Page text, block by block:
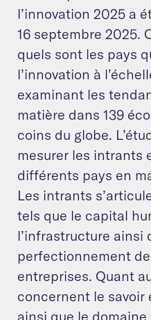
l’innovation 2025 a
16 septembre 2025.
quels sont les pays
l’innovation à
examinant les
matière dans 139
coins du globe.
mesurer les intrants
différents pays en
Les intrants
tels que le capital
l’infrastructure ainsi
perfectionnement
entreprises. Quant
concernent le savoir
ainsi que le